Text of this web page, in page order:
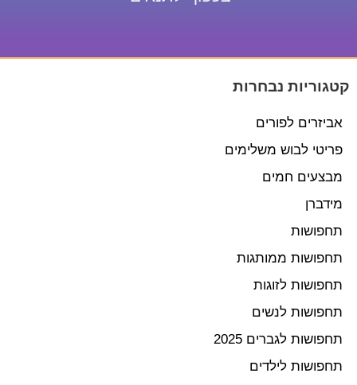
קטגוריות נבחרות
אביזרים לפורים
פריטי לבוש משלימים
מבצעים חמים
מידברן
תחפושות
תחפושות ממותגות
תחפושות לזוגות
תחפושות לנשים
תחפושות לגברים 2025
תחפושות לילדים